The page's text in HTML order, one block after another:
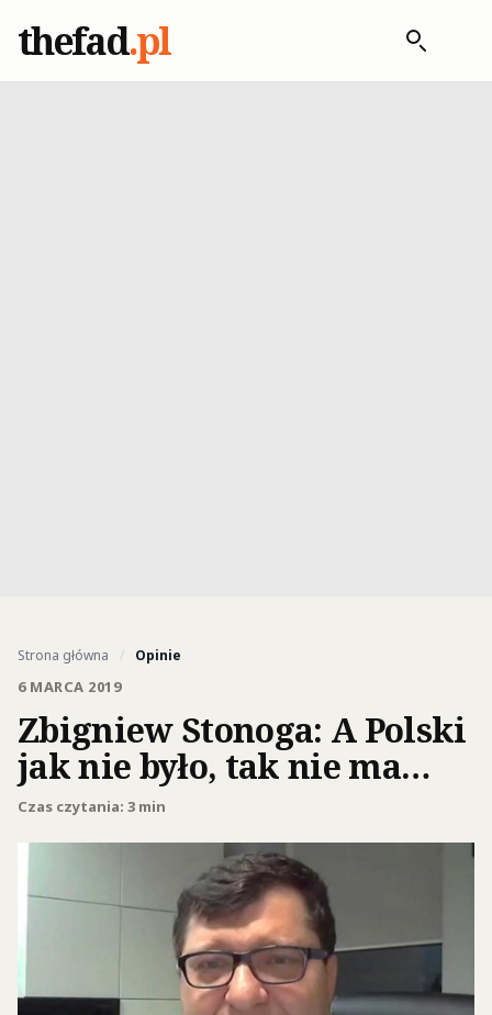
thefad.pl
Strona główna / Opinie
6 MARCA 2019
Zbigniew Stonoga: A Polski
jak nie było, tak nie ma…
Czas czytania: 3 min